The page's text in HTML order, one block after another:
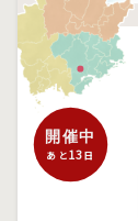
開催中
あと13日